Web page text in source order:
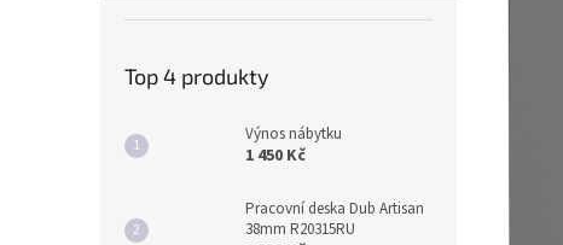
Top 4 produkty
Výnos nábytku
1 450 Kč
Pracovní deska Dub Artisan
38mm R20315RU